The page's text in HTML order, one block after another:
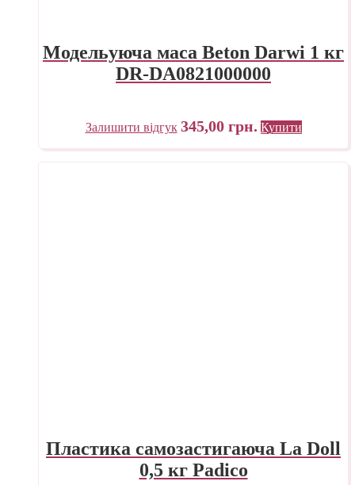
Модельуюча маса Beton Darwi 1 кг
DR-DA0821000000
Залишити відгук 345,00 грн. Купити
Пластика самозастигаюча La Doll
0,5 кг Padico